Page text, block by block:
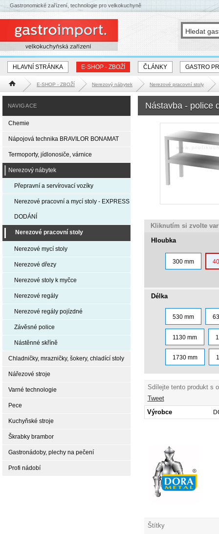
HLAVNÍ STRÁNKA E-SHOP - ZBOŽÍ ČLÁNKY GASTRO
Hlavní stránka E-SHOP - ZBOŽÍ Nerezový nábytek Nerezové pracovní stoly
Nástavba - police
Kliknutím si zvolte
Hloubka
300 mm
Délka
530 mm
1130 mm
1730 mm
Sdílejte tento produkt s
Tweet
Výrobce
Štítky
NAVIGACE
Chemie
Nápojová technika BRAVILOR BONAMAT
Termoporty, jídlonosiče, várnice
Nerezový nábytek
Přepravní a servírovací vozíky
Nerezové pracovní a mycí stoly - EXPRESS
DODÁNÍ
Nerezové pracovní stoly
Nerezové mycí stoly
Nerezové dřezy
Nerezové stoly k myčce
Nerezové regály
Nerezové regály pojízdné
Závěsné police
Nástěnné skříně
Chladničky, mrazničky, šokery, chladící stoly
Nářezové stroje
Varné technologie
Pece
Kuchyňské stroje
Škrabky brambor
Gastronádoby, plechy na pečení
Profi nádobí
Gastronomické zařízení, technologie pro velkokuchyně